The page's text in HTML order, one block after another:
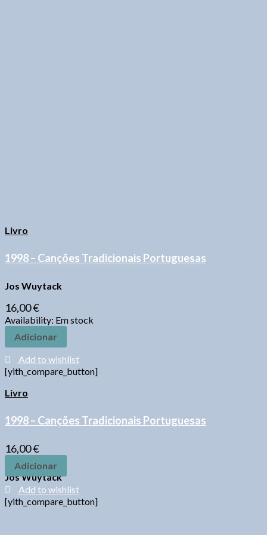
Livro
1998 – Canções Tradicionais Portuguesas
Jos Wuytack
16,00€
Availability: Em stock
Adicionar
Add to wishlist
[yith_compare_button]
Livro
1998 – Canções Tradicionais Portuguesas
16,00€
Adicionar
Jos Wuytack
Add to wishlist
[yith_compare_button]